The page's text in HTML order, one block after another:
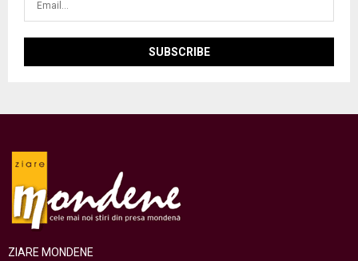
ZIARE MONDENE